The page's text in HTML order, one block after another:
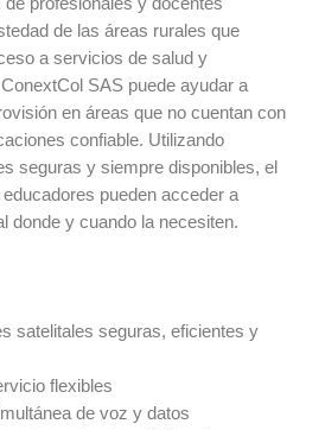
de las áreas rurales que
a servicios de salud y
SAS puede ayudar a
en áreas que no cuentan con
confiable. Utilizando
seguras y siempre disponibles, el
pueden acceder a
donde y cuando la necesiten.
satelitales seguras, eficientes y
flexibles
de voz y datos